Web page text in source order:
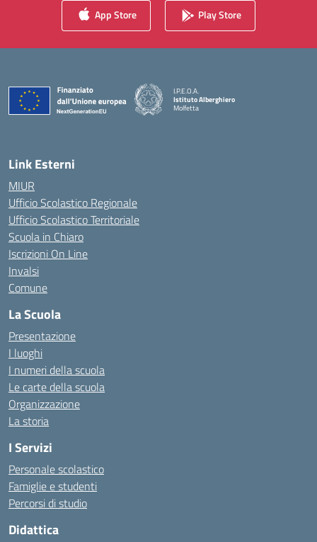
App Store Play Store
I.P.E.O.A.
Istituto Alberghiero
Molfetta
Link Esterni
MIUR
Ufficio Scolastico Regionale
Ufficio Scolastico Territoriale
Scuola in Chiaro
Iscrizioni On Line
Invalsi
Comune
La Scuola
Presentazione
I luoghi
I numeri della scuola
Le carte della scuola
Organizzazione
La storia
I Servizi
Personale scolastico
Famiglie e studenti
Percorsi di studio
Didattica